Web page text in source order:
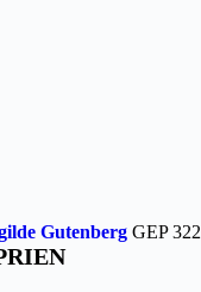
Gutenberg GEP 322